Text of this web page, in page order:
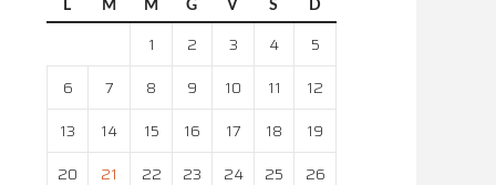
L M M G V S D
1 2 3 4
5
6
7 8 9 10 11
12
13
14 15 16 17 18
19
20
21 22 23 24 25
26